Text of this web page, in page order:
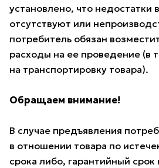
установлено, что недостатки
отсутствуют или
потребитель обязан
расходы на ее проведение (в
на транспортировку товара).
Обращаем внимание!
В случае предъявления
в отношении товара по
срока либо, гарантийный